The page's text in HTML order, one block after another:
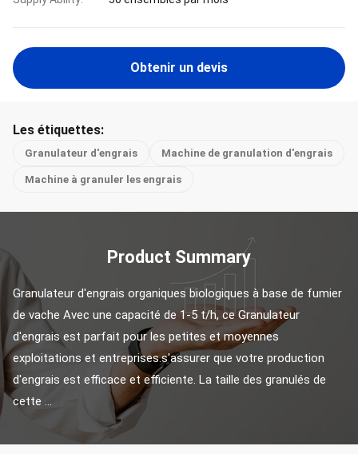
Obtenir un devis
Les étiquettes:
Granulateur d'engrais Machine de granulation d'engrais
Machine à granuler les engrais
Product Summary
Granulateur d'engrais organiques biologiques à base de fumier
de vache Avec une capacité de 1-5 t/h, ce Granulateur
d'engrais est parfait pour les petites et moyennes
exploitations et entreprises.s'assurer que votre production
d'engrais est efficace et efficiente. La taille des granulés de
cette ...